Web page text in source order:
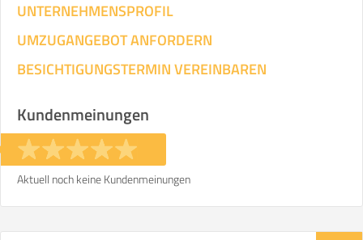
UNTERNEHMENSPROFIL
UMZUGANGEBOT ANFORDERN
BESICHTIGUNGSTERMIN VEREINBAREN
Kundenmeinungen
Aktuell noch keine Kundenmeinungen